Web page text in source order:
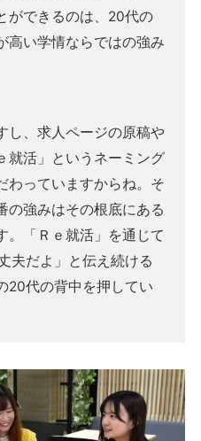
ができるのは、20代の
高い学情ならではの強み
し、求人ページの原稿や
就活」というネーミング
わっていますからね。そ
の強みはその根底にある
。「Ｒｅ就活」を通じて
夫だよ」と伝え続ける
20代の背中を押してい